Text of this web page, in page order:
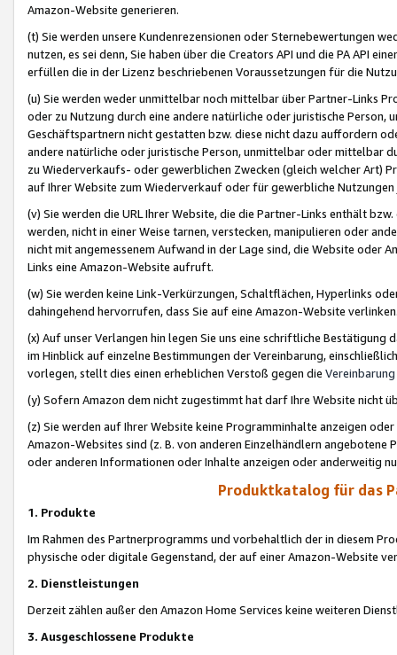
Amazon-Website generieren.
(t) Sie werden unsere Kundenrezensionen oder Sternebewertungen
nutzen, es sei denn, Sie haben über die Creators API und die PA API
erfüllen die in der Lizenz beschriebenen Voraussetzungen für die
(u) Sie werden weder unmittelbar noch mittelbar über Partner-Links
oder zu Nutzung durch eine andere natürliche oder juristische
Geschäftspartnern nicht gestatten bzw. diese nicht dazu auffordern
andere natürliche oder juristische Person, unmittelbar oder mittelbar
zu Wiederverkaufs- oder gewerblichen Zwecken (gleich welcher Art)
auf Ihrer Website zum Wiederverkauf oder für gewerbliche
(v) Sie werden die URL Ihrer Website, die die Partner-Links enthält
werden, nicht in einer Weise tarnen, verstecken, manipulieren oder
nicht mit angemessenem Aufwand in der Lage sind, die Website oder
Links eine Amazon-Website aufruft.
(w) Sie werden keine Link-Verkürzungen, Schaltflächen, Hyperlinks
dahingehend hervorrufen, dass Sie auf eine Amazon-Website
(x) Auf unser Verlangen hin legen Sie uns eine schriftliche
im Hinblick auf einzelne Bestimmungen der Vereinbarung,
vorlegen, stellt dies einen erheblichen Verstoß gegen die Vereinbarung
(y) Sofern Amazon dem nicht zugestimmt hat darf Ihre Website nicht
(z) Sie werden auf Ihrer Website keine Programminhalte anzeigen
Amazon-Websites sind (z. B. von anderen Einzelhändlern
oder anderen Informationen oder Inhalte anzeigen oder anderweitig
Produktkatalog für das
1. Produkte
Im Rahmen des Partnerprogramms und vorbehaltlich der in diesem
physische oder digitale Gegenstand, der auf einer Amazon-Website
2. Dienstleistungen
Derzeit zählen außer den Amazon Home Services keine weiteren
3. Ausgeschlossene Produkte